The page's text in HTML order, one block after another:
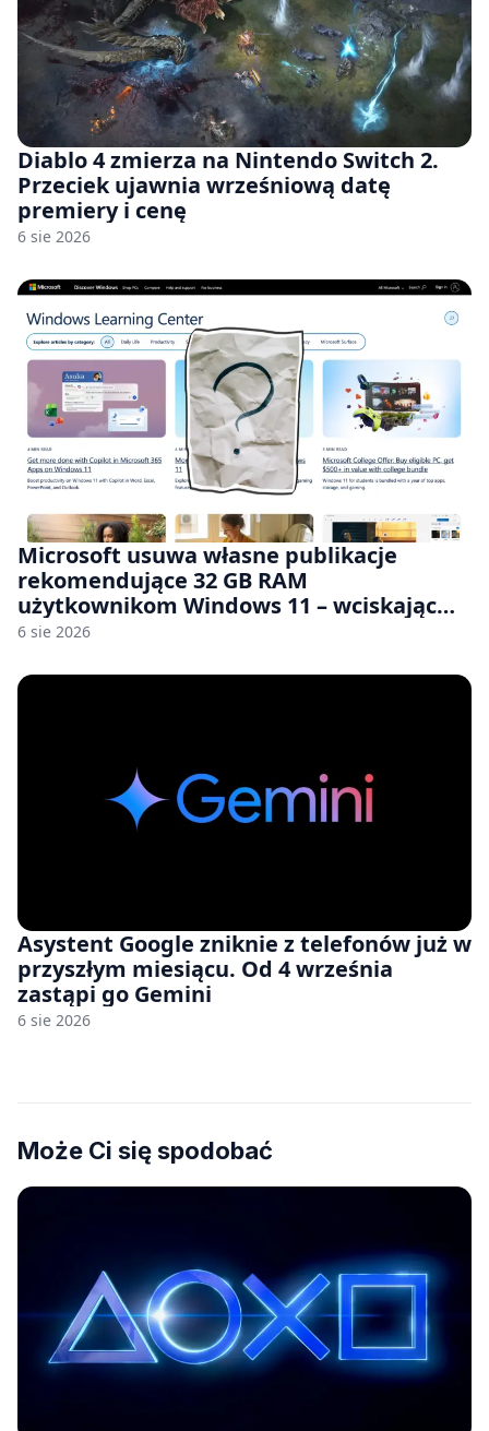
Diablo 4 zmierza na Nintendo Switch 2.
Przeciek ujawnia wrześniową datę
premiery i cenę
6 sie 2026
Microsoft usuwa własne publikacje
rekomendujące 32 GB RAM
użytkownikom Windows 11 – wciskając
nam przy tym komputery z 8 GB RAM po
6 sie 2026
Asystent Google zniknie z telefonów już w
przyszłym miesiącu. Od 4 września
zastąpi go Gemini
6 sie 2026
Może Ci się spodobać